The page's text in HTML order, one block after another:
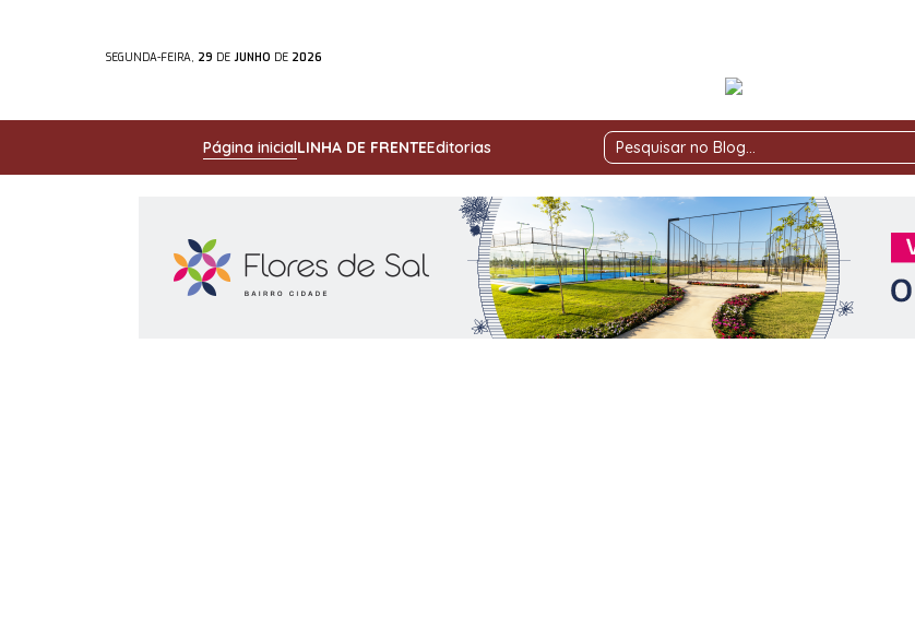
SEGUNDA-FEIRA, 29 DE JUNHO DE 2026
Página inicialLINHA DE FRENTEEditorias
Pesquisar
Blog